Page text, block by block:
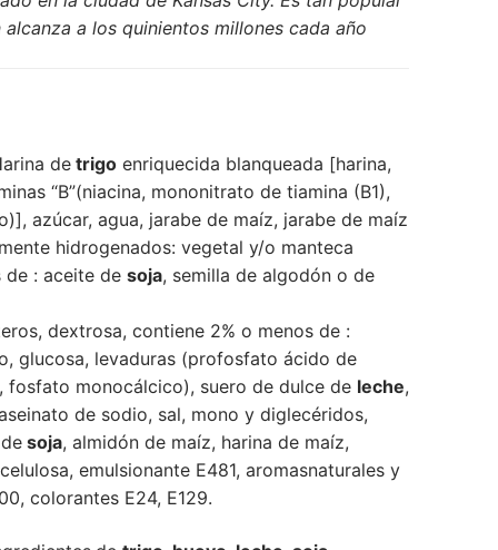
a los quinientos millones cada año
detrigo enriquecida blanqueada [harina,
“B”(niacina, mononitrato de tiamina (B1),
azúcar, agua, jarabe de maíz, jarabe de maíz
hidrogenados: vegetal y/o manteca
de : aceite de soja, semilla de algodón o de
dextrosa, contiene 2% o menos de :
glucosa, levaduras (profosfato ácido de
fosfato monocálcico), suero de dulce de leche,
de sodio, sal, mono y diglecéridos,
soja, almidón de maíz, harina de maíz,
emulsionante E481, aromasnaturales y
colorantes E24, E129.